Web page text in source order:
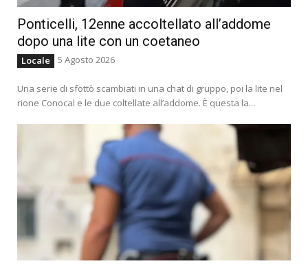
Ponticelli, 12enne accoltellato all’addome
dopo una lite con un coetaneo
Locale 5 Agosto 2026
Una serie di sfottò scambiati in una chat di gruppo, poi la lite nel
rione Conocal e le due coltellate all’addome. È questa la...